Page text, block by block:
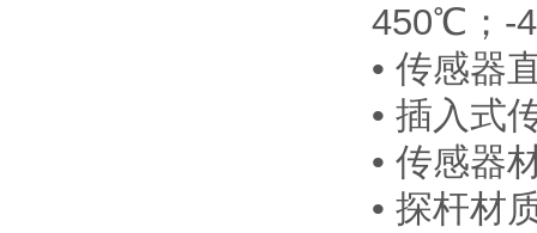
450℃；-
• 传感器
• 插入式
• 传感器
• 探杆材